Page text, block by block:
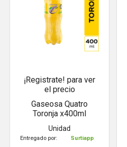
¡Registrate! para ver
el precio
Gaseosa Quatro
Toronja x400ml
Unidad
Entregado por: Surtiapp